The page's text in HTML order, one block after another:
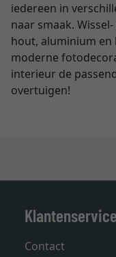
iedereen in
naar smaak.
hout, aluminium
moderne
interieur de
overtuigen!
Klantenservice
Contact